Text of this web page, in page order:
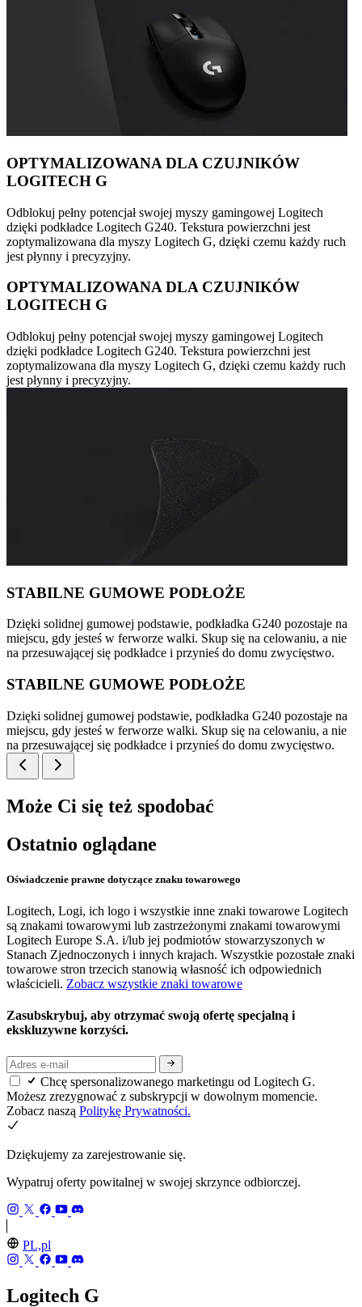
OPTYMALIZOWANA DLA CZUJNIKÓW
LOGITECH G
Odblokuj pełny potencjał swojej myszy gamingowej Logitech
dzięki podkładce Logitech G240. Tekstura powierzchni jest
zoptymalizowana dla myszy Logitech G, dzięki czemu każdy ruch
jest płynny i precyzyjny.
OPTYMALIZOWANA DLA CZUJNIKÓW
LOGITECH G
Odblokuj pełny potencjał swojej myszy gamingowej Logitech
dzięki podkładce Logitech G240. Tekstura powierzchni jest
zoptymalizowana dla myszy Logitech G, dzięki czemu każdy ruch
jest płynny i precyzyjny.
STABILNE GUMOWE PODŁOŻE
Dzięki solidnej gumowej podstawie, podkładka G240 pozostaje na
miejscu, gdy jesteś w ferworze walki. Skup się na celowaniu, a nie
na przesuwającej się podkładce i przynieś do domu zwycięstwo.
STABILNE GUMOWE PODŁOŻE
Dzięki solidnej gumowej podstawie, podkładka G240 pozostaje na
miejscu, gdy jesteś w ferworze walki. Skup się na celowaniu, a nie
na przesuwającej się podkładce i przynieś do domu zwycięstwo.
Może Ci się też spodobać
Ostatnio oglądane
Oświadczenie prawne dotyczące znaku towarowego
Logitech, Logi, ich logo i wszystkie inne znaki towarowe Logitech
są znakami towarowymi lub zastrzeżonymi znakami towarowymi
Logitech Europe S.A. i/lub jej podmiotów stowarzyszonych w
Stanach Zjednoczonych i innych krajach. Wszystkie pozostałe znaki
towarowe stron trzecich stanowią własność ich odpowiednich
właścicieli. Zobacz wszystkie znaki towarowe
Zasubskrybuj, aby otrzymać swoją ofertę specjalną i
ekskluzywne korzyści.
Chcę spersonalizowanego marketingu od Logitech G.
Możesz zrezygnować z subskrypcji w dowolnym momencie.
Zobacz naszą Politykę Prywatności.
Dziękujemy za zarejestrowanie się.
Wypatruj oferty powitalnej w swojej skrzynce odbiorczej.
PL,pl
Logitech G